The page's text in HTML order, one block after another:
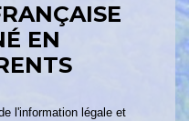
EN
l'information légale et